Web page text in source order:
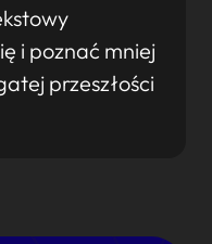
i poznać mniej
przeszłości